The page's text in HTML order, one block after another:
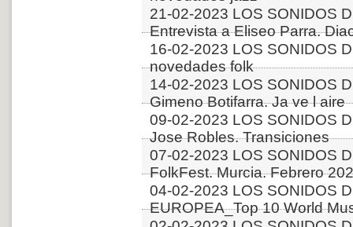
21-02-2023 LOS SONIDOS
Entrevista a Eliseo Parra.
16-02-2023 LOS SONIDOS
novedades folk
14-02-2023 LOS SONIDOS
Gimeno Botifarra. Ja ve l aire
09-02-2023 LOS SONIDOS
Jose Robles. Transiciones
07-02-2023 LOS SONIDOS
FolkFest. Murcia. Febrero
04-02-2023 LOS SONIDOS
EUROPEA_Top 10 World